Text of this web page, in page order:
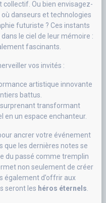
collectif. Ou bien envisagez-
danseurs et technologies
futuriste ? Ces instants
le ciel de leur mémoire :
fascinants.
vos invités :
artistique innovante
battus.
surprenant transformant
en un espace enchanteur.
ancrer votre événement
que les dernières notes se
du passé comme tremplin
non seulement de créer
également d’offrir aux
seront les héros éternels.